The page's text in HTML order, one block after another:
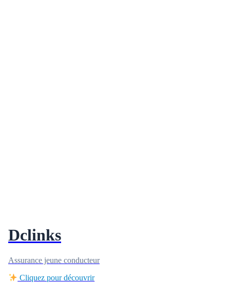
Dclinks
Assurance jeune conducteur
Cliquez pour découvrir